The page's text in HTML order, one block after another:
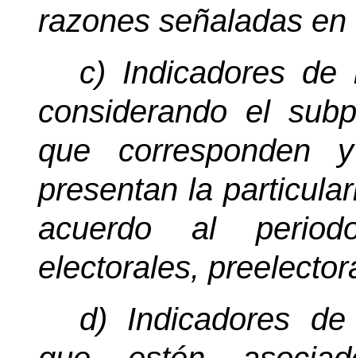
razones señaladas
c) Indicadores de
considerando el
que corresponden
presentan la
acuerdo al
electorales,
d) Indicadores de